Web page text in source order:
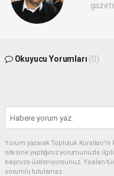
Okuyucu Yorumları (0)
Yorum yazarak Topluluk
sitesine yaptığınız yorumunuzla
başınıza üstleniyorsunuz. Yazılan
sorumlu tutulamaz.